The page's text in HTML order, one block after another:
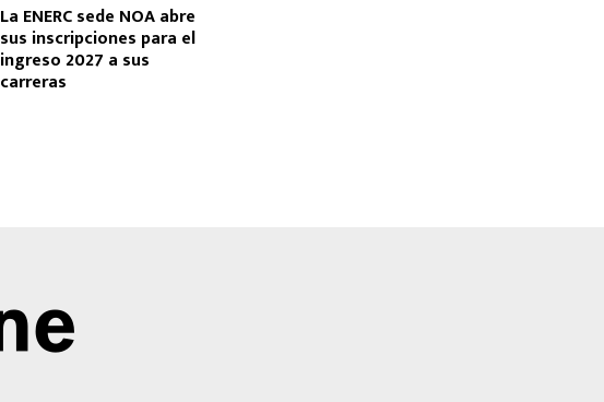
La ENERC sede NOA abre
sus inscripciones para el
ingreso 2027 a sus
carreras